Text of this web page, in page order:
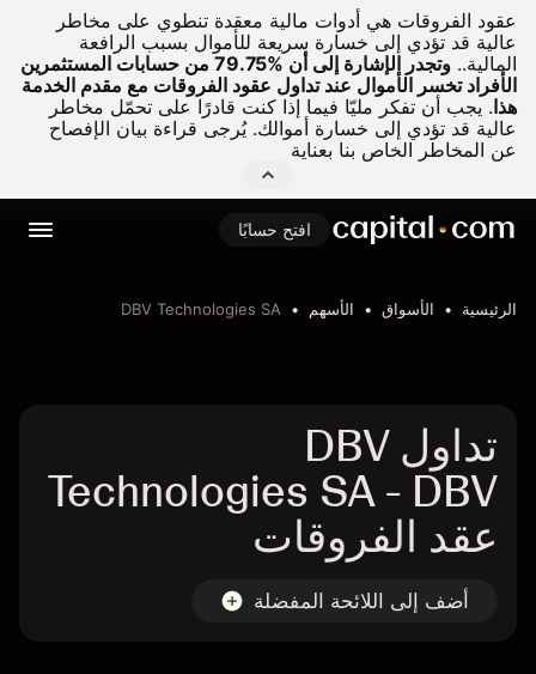
عقود الفروقات هي أدوات مالية معقدة تنطوي على مخاطر
عالية قد تؤدي إلى خسارة سريعة للأموال بسبب الرافعة
المالية..
وتجدر الإشارة إلى أن %79.75 من حسابات المستثمرين
الأفراد تخسر الأموال عند تداول عقود الفروقات مع مقدم الخدمة
هذا. يجب أن تفكر مليّا فيما إذا كنت قادرًا على تحمّل مخاطر
عالية قد تؤدي إلى خسارة أموالك. يُرجى قراءة بيان الإفصاح
عن المخاطر الخاص بنا بعناية
افتح حسابًا
الرئيسية الأسواق الأسهم DBV Technologies SA
تداول DBV
Technologies SA - DBV
عقد الفروقات
أضف إلى اللائحة المفضلة